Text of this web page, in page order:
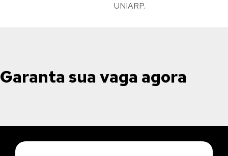
UNIARP.
Garanta sua vaga agora